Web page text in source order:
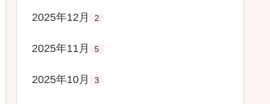
2025年12月 2
2025年11月 5
2025年10月 3